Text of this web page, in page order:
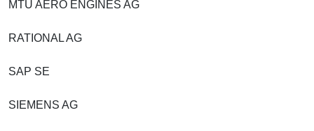
MTU AERO ENGINES AG
RATIONAL AG
SAP SE
SIEMENS AG